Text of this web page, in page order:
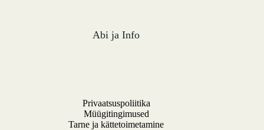
Abi ja Info
Privaatsuspoliitika
Müügitingimused
Tarne ja kättetoimetamine